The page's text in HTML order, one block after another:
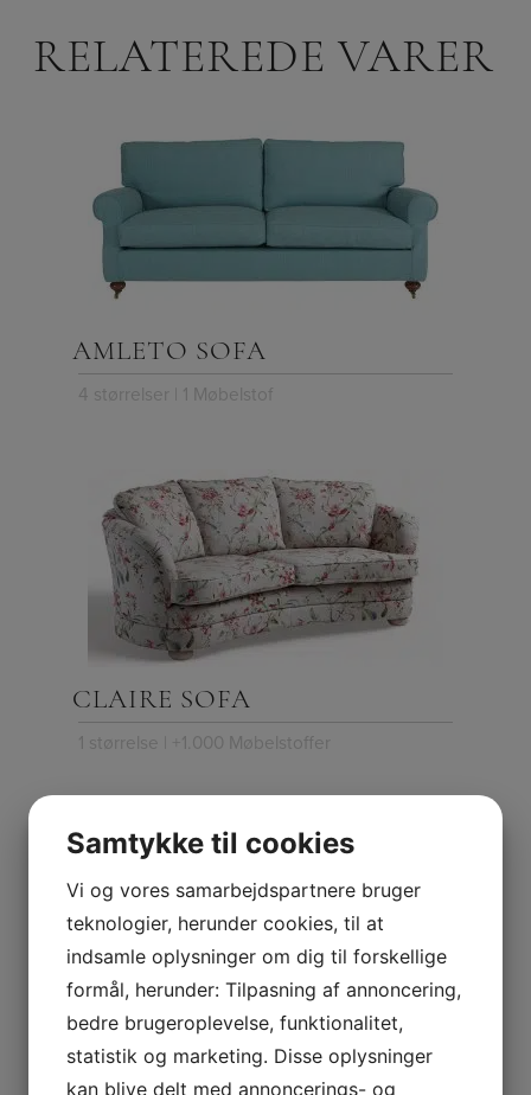
RELATEREDE VARER
AMLETO SOFA
4 størrelser | 1 Møbelstof
CLAIRE SOFA
1 størrelse | +1.000 Møbelstoffer
NORDAL SOFA
Samtykke til cookies
Vi og vores samarbejdspartnere bruger
teknologier, herunder cookies, til at
indsamle oplysninger om dig til forskellige
formål, herunder: Tilpasning af annoncering,
bedre brugeroplevelse, funktionalitet,
statistik og marketing. Disse oplysninger
kan blive delt med annoncerings- og